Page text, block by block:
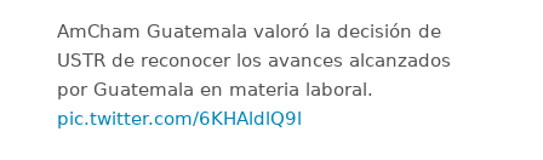
AmCham Guatemala valoró la decisión de
USTR de reconocer los avances alcanzados
por Guatemala en materia laboral.
pic.twitter.com/6KHAldlQ9l